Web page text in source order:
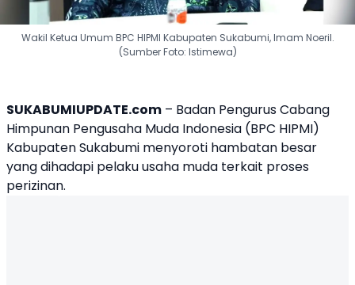
Wakil Ketua Umum BPC HIPMI Kabupaten Sukabumi, Imam Noeril.
(Sumber Foto: Istimewa)
SUKABUMIUPDATE.com – Badan Pengurus Cabang
Himpunan Pengusaha Muda Indonesia (BPC HIPMI)
Kabupaten Sukabumi menyoroti hambatan besar
yang dihadapi pelaku usaha muda terkait proses
perizinan.